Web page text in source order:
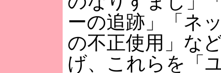
ーの追跡」「ネ
の不正使用」な
げ、これらを「